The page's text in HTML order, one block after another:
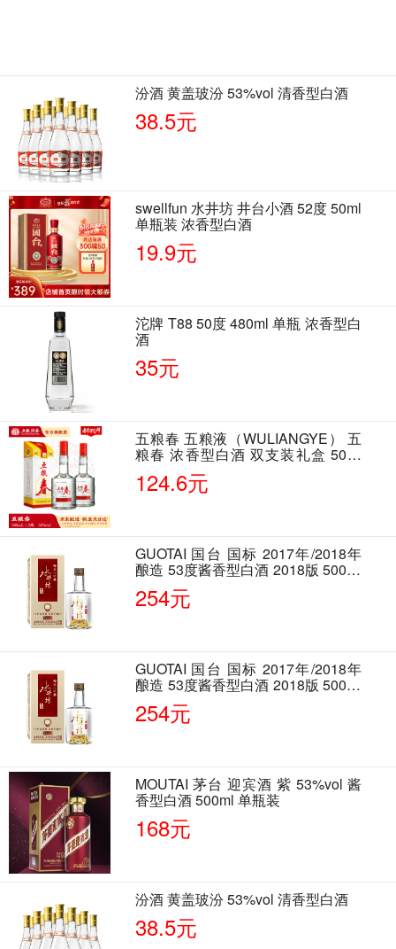
汾酒 黄盖玻汾 53%vol 清香型白酒
38.5元
swellfun 水井坊 井台小酒 52度 50ml
单瓶装 浓香型白酒
19.9元
沱牌 T88 50度 480ml 单瓶 浓香型白
酒
35元
五粮春 五粮液（WULIANGYE） 五
粮春 浓香型白酒 双支装礼盒 50度
500ml*2瓶 含酒具
124.6元
GUOTAI 国台 国标 2017年/2018年
酿造 53度酱香型白酒 2018版 500ml
单瓶装
254元
GUOTAI 国台 国标 2017年/2018年
酿造 53度酱香型白酒 2018版 500ml
单瓶装
254元
MOUTAI 茅台 迎宾酒 紫 53%vol 酱
香型白酒 500ml 单瓶装
168元
汾酒 黄盖玻汾 53%vol 清香型白酒
38.5元